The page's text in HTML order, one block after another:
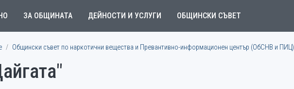
ЗА ОБЩИНАТА ДЕЙНОСТИ И УСЛУГИ ОБЩИНСКИ СЪВЕТ
Общински съвет по наркотични вещества и Превантивно-информационен център (ОбСНВ и ПИЦ)